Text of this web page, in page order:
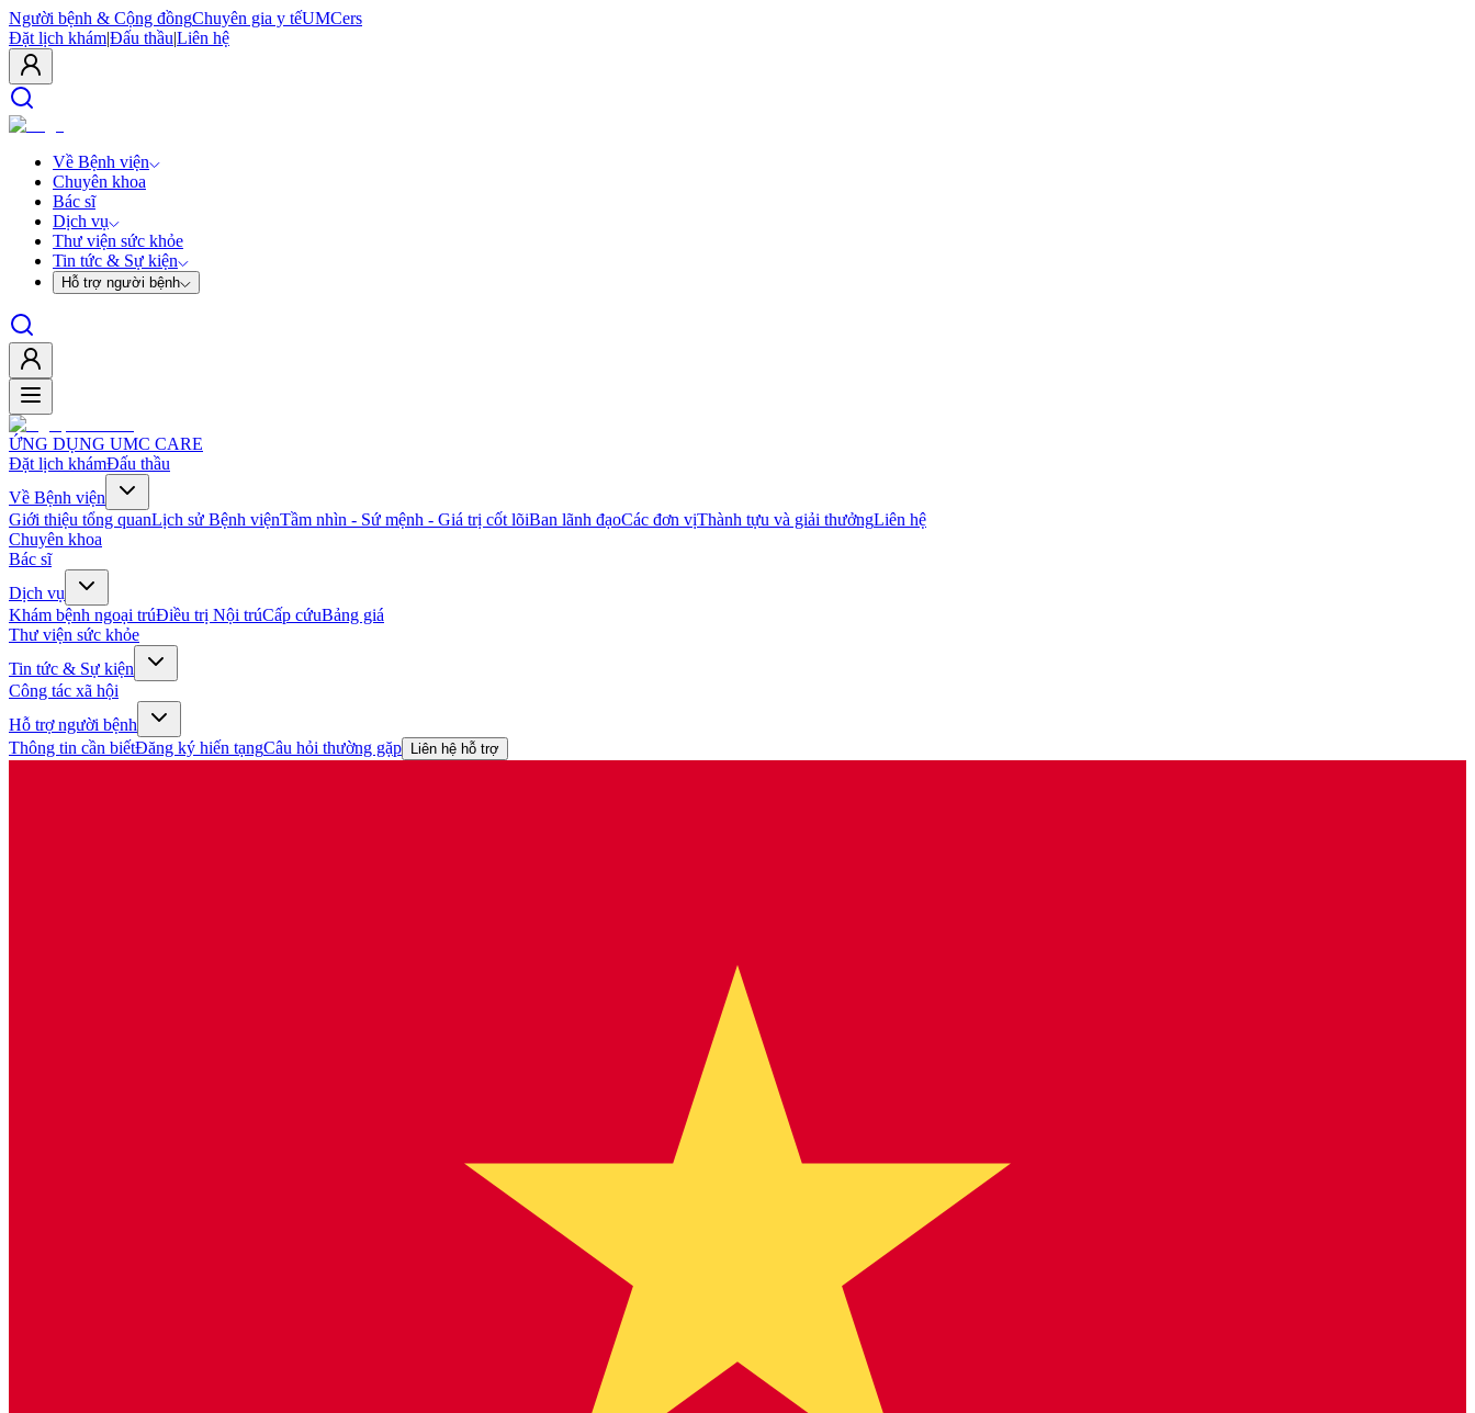
Người bệnh & Cộng đồngChuyên gia y tếUMCers
Đặt lịch khám|Đấu thầu|Liên hệ
Về Bệnh viện
Chuyên khoa
Bác sĩ
Dịch vụ
Thư viện sức khỏe
Tin tức & Sự kiện
Hỗ trợ người bệnh
ỨNG DỤNG UMC CARE
Đặt lịch khámĐấu thầu
Về Bệnh viện
Giới thiệu tổng quanLịch sử Bệnh việnTầm nhìn - Sứ mệnh - Giá trị cốt lõiBan lãnh đạoCác đơn vịThành tựu và giải thưởngLiên hệ
Chuyên khoa
Bác sĩ
Dịch vụ
Khám bệnh ngoại trúĐiều trị Nội trúCấp cứuBảng giá
Thư viện sức khỏe
Tin tức & Sự kiện
Công tác xã hội
Hỗ trợ người bệnh
Thông tin cần biếtĐăng ký hiến tạngCâu hỏi thường gặp Liên hệ hỗ trợ